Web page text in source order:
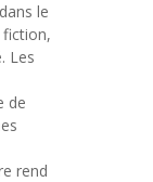
le
Les
de
rend